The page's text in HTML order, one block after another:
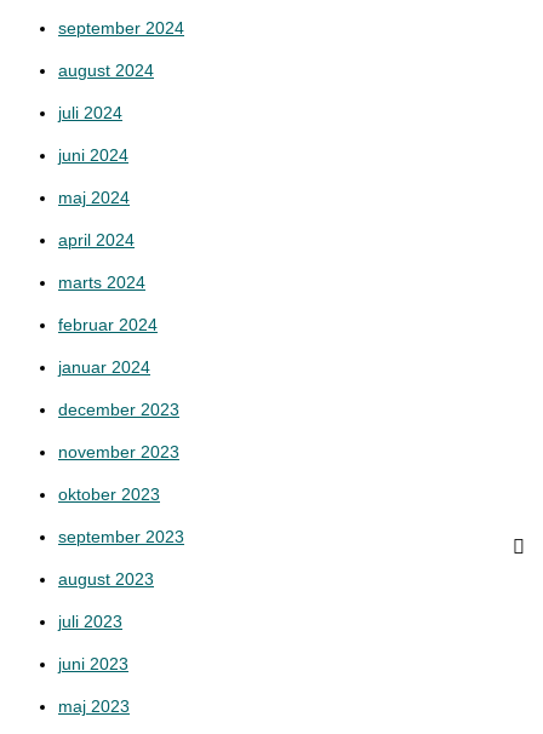
september 2024
august 2024
juli 2024
juni 2024
maj 2024
april 2024
marts 2024
februar 2024
januar 2024
december 2023
november 2023
oktober 2023
september 2023
august 2023
juli 2023
juni 2023
maj 2023